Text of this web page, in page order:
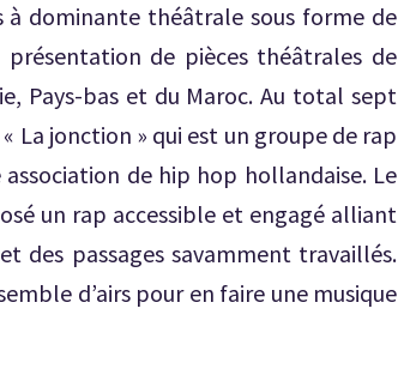
à dominante théâtrale sous forme de
de pièces théâtrales de
Pays-bas et du Maroc. Au total sept
La jonction » qui est un groupe de rap
de hip hop hollandaise. Le
un rap accessible et engagé alliant
des passages savamment travaillés.
d’airs pour en faire une musique